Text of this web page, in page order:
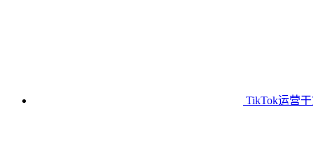
TikTok运营